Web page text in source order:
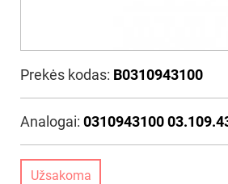
Prekės kodas: B0310943100
Analogai: 0310943100
Užsakoma